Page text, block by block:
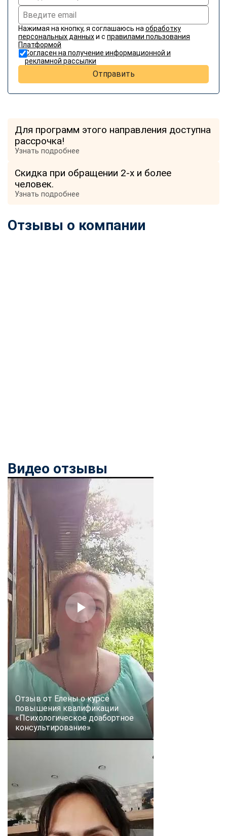
Нажимая на кнопку, я соглашаюсь на обработку
персональных данныхи с правилами пользования
Платформой
Согласен на получение информационной и
рекламной рассылки
Отправить
Для программ этого направления доступна
рассрочка!
Узнать подробнее
Скидка при обращении 2-х и более
человек.
Узнать подробнее
Отзывы о компании
Видео отзывы
Отзыв от Елены о курсе
повышения квалификации
«Психологическое доабортное
консультирование»